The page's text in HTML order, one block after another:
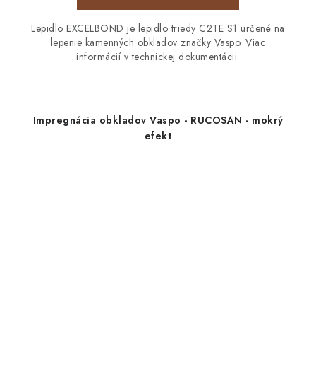
Lepidlo EXCELBOND je lepidlo triedy C2TE S1 určené na
lepenie kamenných obkladov značky Vaspo. Viac
informácií v technickej dokumentácii.
Impregnácia obkladov Vaspo - RUCOSAN - mokrý
efekt